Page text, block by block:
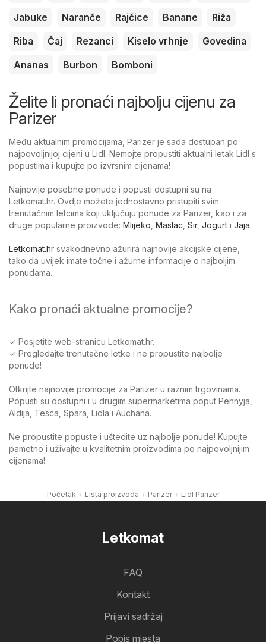
Jabuke
Naranče Rajčice Banane
Riža
Riba
Čaj Rezanci Kiselo vrhnje
Govedina
Ananas
Burbon Bomboni
Želite li pronaći najbolju cijenu za
Parizer
Među aktualnim promocijama, Parizer je sada dostupan po
najpovoljnijoj cijeni u Lidl. Nemojte propustiti aktualni letak Lidl s
popustima i kupujte po izvrsnim cijenama!
Najnovije posebne ponude i popusti dostupni su na
Letkomat.hr. Ovdje možete jednostavno pristupiti svim
trenutačnim letcima koji uključuju ponude za Parizer, kao i za
druge popularne proizvode: Mlijeko Maslac Sir, Jogurt i Jaja.
Letkomat.hr svakodnevno ažurira najnovije akcijske cijene,
tako da uvijek imate točne i ažurne informacije o najboljim
ponudama.
Kako pronaći aktualne promocije?
✓ Posjetite web-stranicu Letkomat.hr.
✓ Pregledajte trenutačne letke i ne propustite najbolje
ponude!
Otkrijte najnovije promocije za Parizer u raznim trgovinama.
Popusti su dostupni i u drugim supermarketima poput Pennyja,
Aldija, Tesca, Spara, Lidla i Auchana.
Ne propustite popuste i uštedite uz najbolje ponude! Kupujte
pametno i uživajte u kvalitetnim proizvodima po najpovoljnijim
cijenama!
Početak Lista proizvoda Parizer Lidl Parizer
Letkomat
FAQ
Kontakt
Prijavi sadržaj
Popis mjesta